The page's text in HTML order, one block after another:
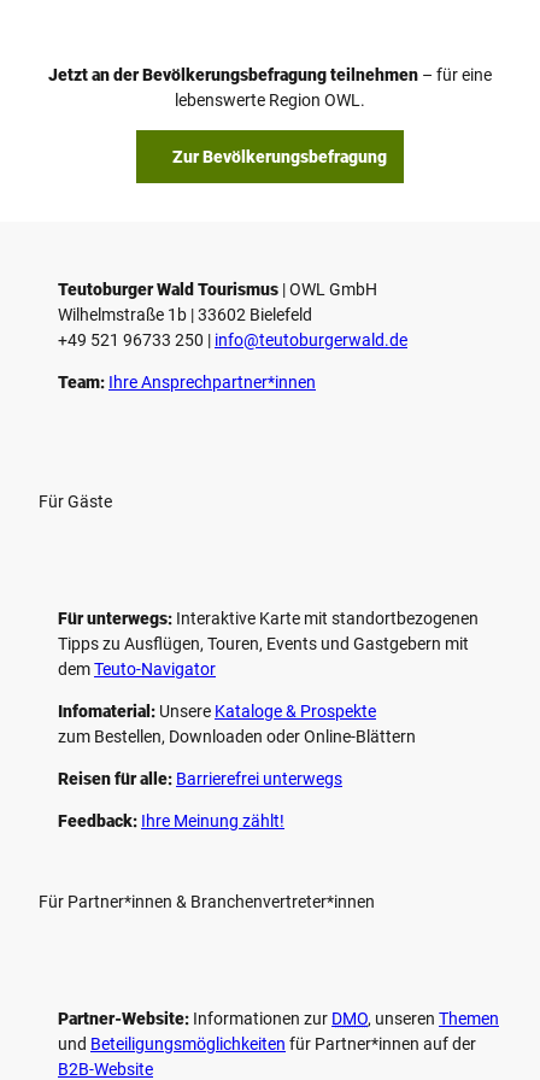
o
a
s
p
e
n
© Teutoburger Wald Tourismus / P. Gawandtka © T.
Jetzt an der Bevölkerungsbefragung teilnehmen– für eine
lebenswerte Region OWL.
Zur Bevölkerungsbefragung
Teutoburger Wald Tourismus | ­OWL GmbH
Wilhelmstraße 1b | ­33602 Bielefeld
+49 521 96733 250 | ­info@teutoburgerwald.de
Team: Ihre Ansprechpartner*innen
Für Gäste
Für unterwegs: Interaktive Karte mit standort­bezogenen
Tipps zu Ausflügen, Touren, Events und Gastgebern mit
demTeuto-Navigator
Infomaterial: Unsere Kataloge & Prospekte
zum Bestellen, Downloaden oder Online-Blättern
Reisen für alle: Barrierefrei unterwegs
Feedback: Ihre Meinung zählt!
Für Partner*innen & Branchenvertreter*innen
Partner-Website: Informationen zur DMO, unseren ­ Themen
und Beteiligungs­möglichkeiten für Partner*innen auf der
B2B-Website